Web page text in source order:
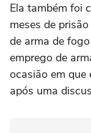
Ela também foi
meses de
de arma de
emprego de
ocasião em que
após uma